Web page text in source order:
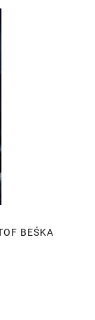
BEŚKA